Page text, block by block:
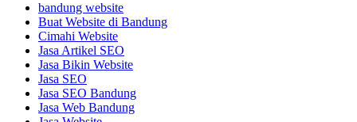
bandung website
Buat Website di Bandung
Cimahi Website
Jasa Artikel SEO
Jasa Bikin Website
Jasa SEO
Jasa SEO Bandung
Jasa Web Bandung